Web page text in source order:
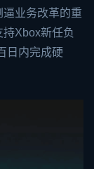
业务改革的重
Xbox新任负
日内完成硬